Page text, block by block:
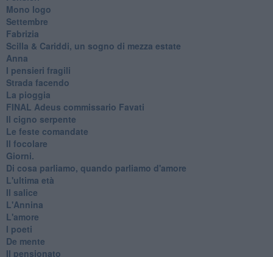
Mono logo
Settembre
Fabrizia
​Scilla & Cariddi, un sogno di mezza estate
Anna
I pensieri fragili
Strada facendo
La pioggia
FINAL Adeus commissario Favati
Il cigno serpente
Le feste comandate
Il focolare
Giorni.
Di cosa parliamo, quando parliamo d'amore
L'ultima età
Il salice
L'Annina
L'amore
I poeti
De mente
Il pensionato